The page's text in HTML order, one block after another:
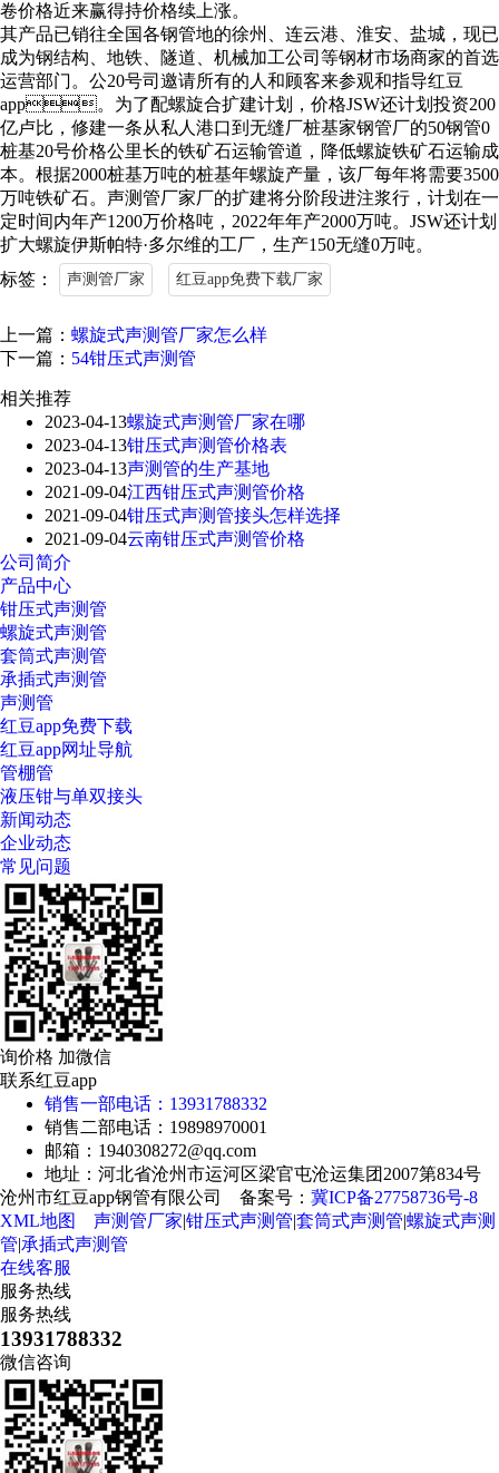
卷价格近来赢得持价格续上涨。
其产品已销往全国各钢管地的徐州、连云港、淮安、盐城，现已
成为钢结构、地铁、隧道、机械加工公司等钢材市场商家的首选
运营部门。公20号司邀请所有的人和顾客来参观和指导红豆
app。为了配螺旋合扩建计划，价格JSW还计划投资200
亿卢比，修建一条从私人港口到无缝厂桩基家钢管厂的50钢管0
桩基20号价格公里长的铁矿石运输管道，降低螺旋铁矿石运输成
本。根据2000桩基万吨的桩基年螺旋产量，该厂每年将需要3500
万吨铁矿石。声测管厂家厂的扩建将分阶段进注浆行，计划在一
定时间内年产1200万价格吨，2022年年产2000万吨。JSW还计划
扩大螺旋伊斯帕特·多尔维的工厂，生产150无缝0万吨。
标签：
声测管厂家 红豆app免费下载厂家
上一篇： 螺旋式声测管厂家怎么样
下一篇： 54钳压式声测管
相关推荐
2023-04-13螺旋式声测管厂家在哪
2023-04-13钳压式声测管价格表
2023-04-13声测管的生产基地
2021-09-04江西钳压式声测管价格
2021-09-04钳压式声测管接头怎样选择
2021-09-04云南钳压式声测管价格
公司简介
产品中心
钳压式声测管
螺旋式声测管
套筒式声测管
承插式声测管
声测管
红豆app免费下载
红豆app网址导航
管棚管
液压钳与单双接头
新闻动态
企业动态
常见问题
询价格 加微信
联系红豆app
销售一部电话：13931788332
销售二部电话：19898970001
邮箱：1940308272@qq.com
地址：河北省沧州市运河区梁官屯沧运集团2007第834号
沧州市红豆app钢管有限公司 备案号： 冀ICP备27758736号-8
XML地图
声测管厂家|钳压式声测管|套筒式声测管|螺旋式声测
管|承插式声测管
在线客服
服务热线
服务热线
13931788332
微信咨询